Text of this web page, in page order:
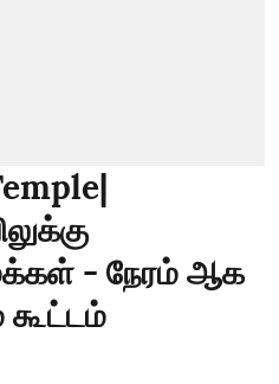
- நேரம் ஆக
கூட்டம்